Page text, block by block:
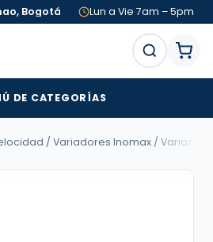
Bogotá Lun a Vie 7am – 5pm
DE CATEGORÍAS
/ Variadores Inomax /